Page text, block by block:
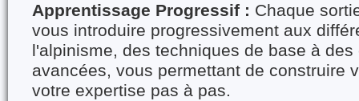
Apprentissage Progressif : Chaque
vous introduire progressivement aux
l'alpinisme, des techniques de base à
avancées, vous permettant de construire
votre expertise pas à pas.